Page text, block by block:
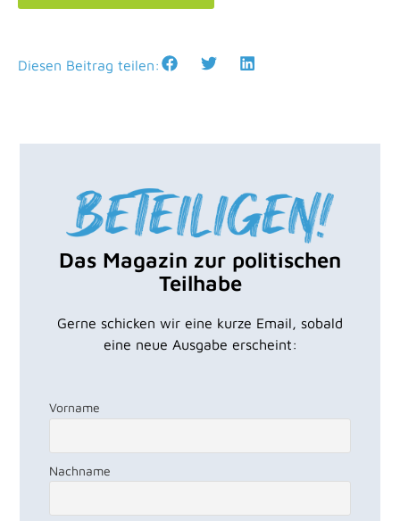
Diesen Beitrag teilen:
Das Magazin zur politischen
Teilhabe
Gerne schicken wir eine kurze Email, sobald
eine neue Ausgabe erscheint:
Vorname
Nachname